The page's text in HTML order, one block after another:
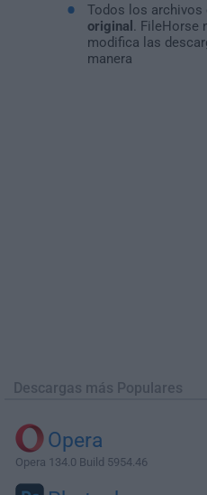
Todos los archivos
original
.
modifica las
manera
Descargas más Populares
Opera
Opera 134.0 Build 5954.46